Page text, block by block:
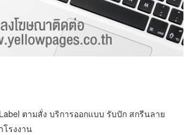
ตามสั่ง บริการออกแบบ รับปัก สกรีนลาย
รงงาน